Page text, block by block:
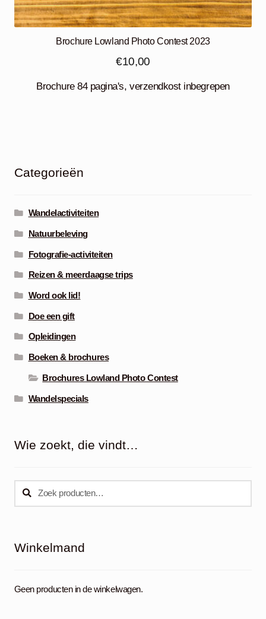
Brochure Lowland Photo Contest 2023
€10,00
Brochure 84 pagina's, verzendkost inbegrepen
Categorieën
Wandelactiviteiten
Natuurbeleving
Fotografie-activiteiten
Reizen & meerdaagse trips
Word ook lid!
Doe een gift
Opleidingen
Boeken & brochures
Brochures Lowland Photo Contest
Wandelspecials
Wie zoekt, die vindt…
naar:
Zoeken
Winkelmand
Geen producten in de winkelwagen.